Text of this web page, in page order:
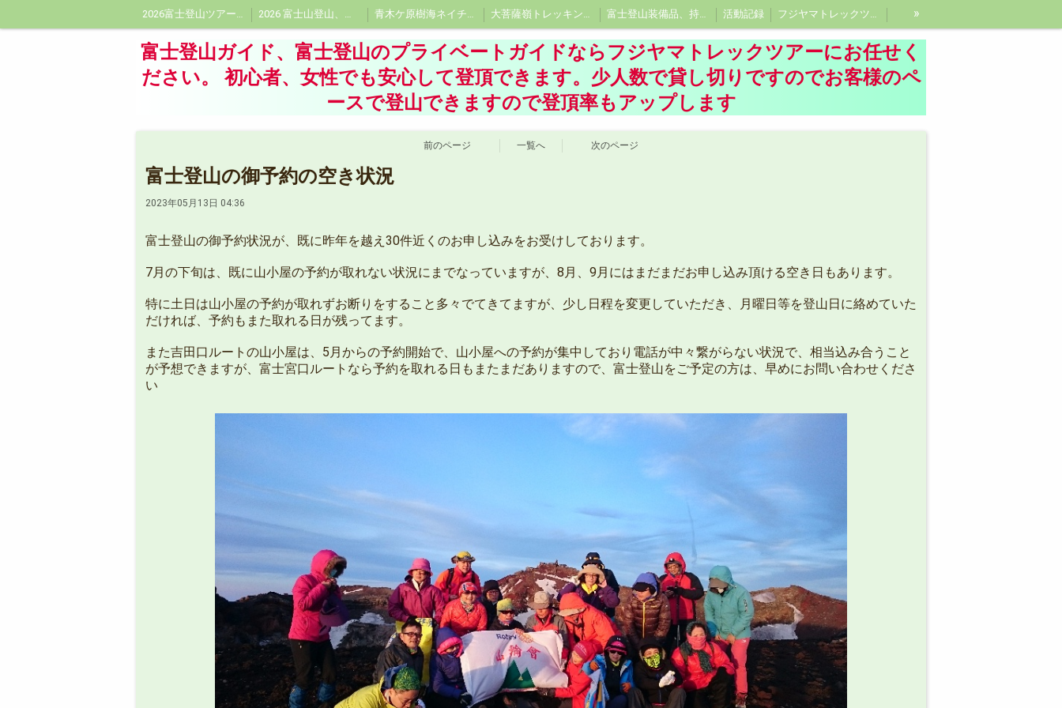
2026富士登山ツアー受付中!富士登山ツアー!プライベートガイドはフジヤマトレックツアーに 2026 富士山登山、富士登山ガイド料金、プライベート富士登山ガイド料金 青木ケ原樹海ネイチャーツアー、洞窟探険ツアー 、樹海エコツアーならフジヤマトレックツアーに 大菩薩嶺トレッキングツアー、大菩薩峠プライベートツアー 富士登山装備品、持ち物 活動記録 フジヤマトレックツアーガイド紹介、富士登山ガイド
会社概要 頂に想いをよせて
»
富士登山ガイド、富士登山のプライベートガイドならフジヤマトレックツアーにお任せく
ださい。 初心者、女性でも安心して登頂できます。少人数で貸し切りですのでお客様のペ
ースで登山できますので登頂率もアップします
前のページ 一覧へ 次のページ
富士登山の御予約の空き状況
2023年05月13日 04:36
富士登山の御予約状況が、既に昨年を越え30件近くのお申し込みをお受けしております。
7月の下旬は、既に山小屋の予約が取れない状況にまでなっていますが、8月、9月にはまだまだお申し込み頂ける空き日もあります。
特に土日は山小屋の予約が取れずお断りをすること多々でてきてますが、少し日程を変更していただき、月曜日等を登山日に絡めていた
だければ、予約もまた取れる日が残ってます。
また吉田口ルートの山小屋は、5月からの予約開始で、山小屋への予約が集中しており電話が中々繋がらない状況で、相当込み合うこと
が予想できますが、富士宮口ルートなら予約を取れる日もまたまだありますので、富士登山をご予定の方は、早めにお問い合わせくださ
い